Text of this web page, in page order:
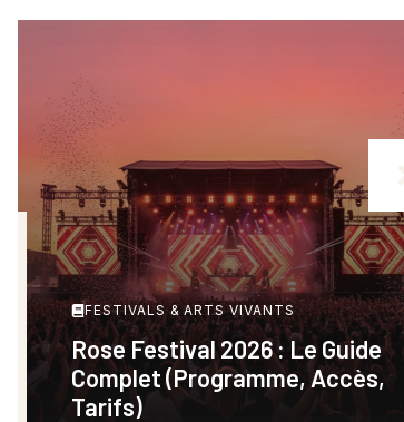
FESTIVALS & ARTS VIVANTS
Rose Festival 2026 : Le Guide
Complet (programme, Accès,
Tarifs)